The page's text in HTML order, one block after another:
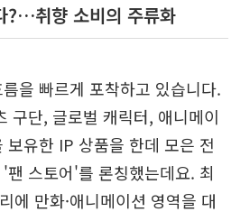
?…취향 소비의 주류화
을 빠르게 포착하고 있습니다.
구단, 글로벌 캐릭터, 애니메이
보유한 IP 상품을 한데 모은 전
스토어'를 론칭했는데요. 최
에 만화·애니메이션 영역을 대